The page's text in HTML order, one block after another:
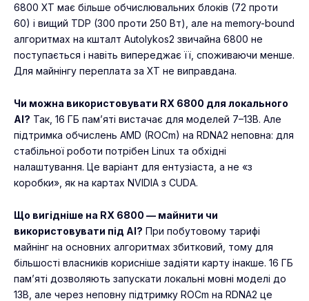
6800 XT має більше обчислювальних блоків (72 проти
60) і вищий TDP (300 проти 250 Вт), але на memory-bound
алгоритмах на кшталт Autolykos2 звичайна 6800 не
поступається і навіть випереджає її, споживаючи менше.
Для майнінгу переплата за XT не виправдана.
Чи можна використовувати RX 6800 для локального
AI? Так, 16 ГБ пам’яті вистачає для моделей 7–13B. Але
підтримка обчислень AMD (ROCm) на RDNA2 неповна: для
стабільної роботи потрібен Linux та обхідні
налаштування. Це варіант для ентузіаста, а не «з
коробки», як на картах NVIDIA з CUDA.
Що вигідніше на RX 6800 — майнити чи
використовувати під AI? При побутовому тарифі
майнінг на основних алгоритмах збитковий, тому для
більшості власників корисніше задіяти карту інакше. 16 ГБ
пам’яті дозволяють запускати локальні мовні моделі до
13B, але через неповну підтримку ROCm на RDNA2 це